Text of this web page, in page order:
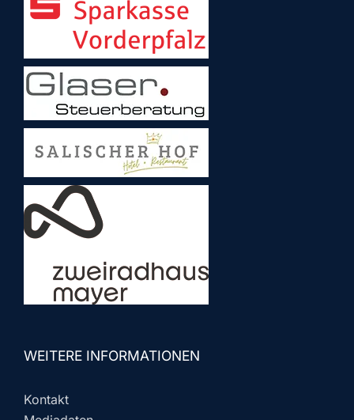
WEITERE INFORMATIONEN
Kontakt